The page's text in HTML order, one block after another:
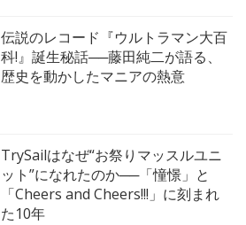
伝説のレコード『ウルトラマン大百
科!』誕生秘話──藤田純二が語る、
歴史を動かしたマニアの熱意
TrySailはなぜ“お祭りマッスルユニ
ット”になれたのか──「憧憬」と
「Cheers and Cheers!!!」に刻まれ
た10年